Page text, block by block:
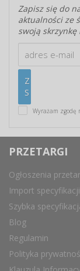
Zapisz się do
aktualności ze
swoją skrzynkę
Wyrażam zgodę
PRZETARGI
Ogłoszenia
Import specyfikacji
Szybka
Blog
Regulamin
Polityka